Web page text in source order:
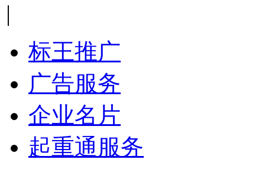
|
标王推广
广告服务
企业名片
起重通服务